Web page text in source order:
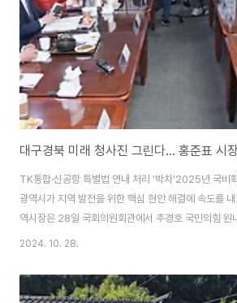
특히 통합 후 출범하게 될 대구경북..
TK통합·신공항 특별법 연내 처리 '박차'2025년 국비
광역시가 지역 발전을 위한 핵심 현안 해결에 속도를
역시장은 28일 국회의원회관에서 추경호 국민의힘 원
의장 등 지역 국회의원들이 참석한 가운데 '대구광역시
통합 특별법' 제정안과 'TK신공항 특별법' 개정안 등
심 현안들이 집중 논의됐다. 특히 홍 시장은 두 법안의
2024. 10. 28.